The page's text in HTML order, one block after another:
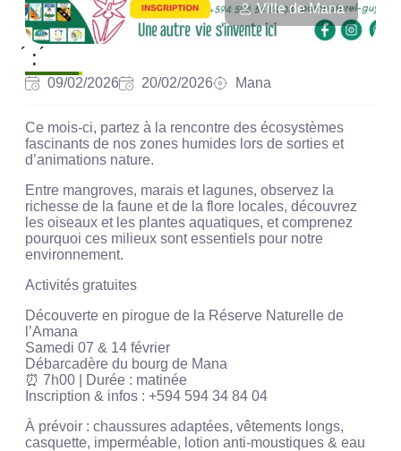
Ville de Mana
́ : ́
09/02/2026 20/02/2026 Mana
Ce mois-ci, partez à la rencontre des écosystèmes
fascinants de nos zones humides lors de sorties et
d’animations nature.
Entre mangroves, marais et lagunes, observez la
richesse de la faune et de la flore locales, découvrez
les oiseaux et les plantes aquatiques, et comprenez
pourquoi ces milieux sont essentiels pour notre
environnement.
Activités gratuites
Découverte en pirogue de la Réserve Naturelle de
l’Amana
Samedi 07 & 14 février
Débarcadère du bourg de Mana
⏰ 7h00 | Durée : matinée
Inscription & infos : +594 594 34 84 04
À prévoir : chaussures adaptées, vêtements longs,
casquette, imperméable, lotion anti-moustiques & eau